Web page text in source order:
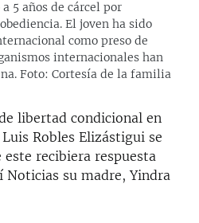
5 años de cárcel por
El joven ha sido
como preso de
internacionales han
Foto: Cortesía de la familia
libertad condicional en
Robles Elizástigui se
este recibiera respuesta
su madre, Yindra